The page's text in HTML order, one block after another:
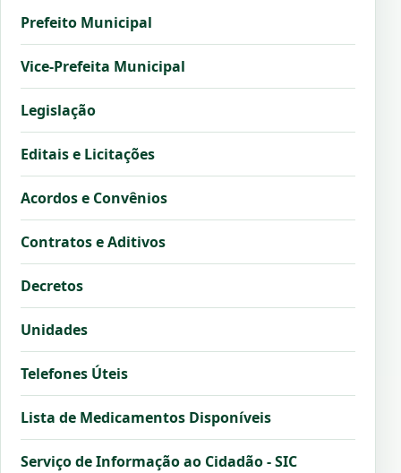
Prefeito Municipal
Vice-Prefeita Municipal
Legislação
Editais e Licitações
Acordos e Convênios
Contratos e Aditivos
Decretos
Unidades
Telefones Úteis
Lista de Medicamentos Disponíveis
Serviço de Informação ao Cidadão - SIC